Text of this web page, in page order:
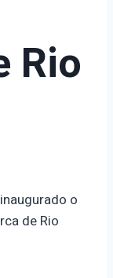
Rio
o
de Rio